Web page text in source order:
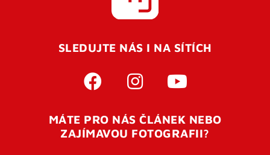
SLEDUJTE NÁS I NA SÍTÍCH
MÁTE PRO NÁS ČLÁNEK NEBO
ZAJÍMAVOU FOTOGRAFII?